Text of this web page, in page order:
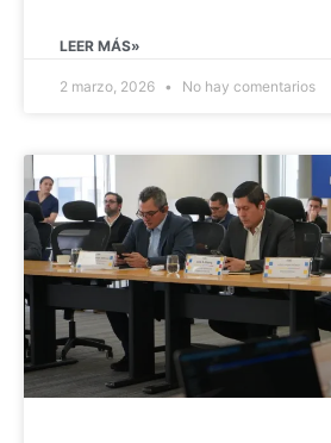
LEER MÁS»
2 marzo, 2026 No hay comentarios